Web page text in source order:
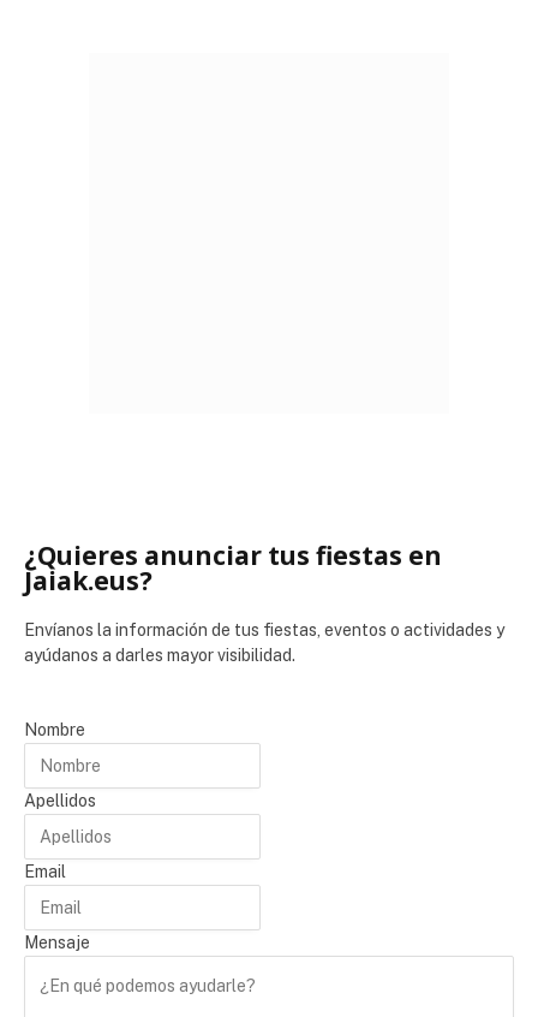
¿Quieres anunciar tus fiestas en
Jaiak.eus?
Envíanos la información de tus fiestas, eventos o actividades y
ayúdanos a darles mayor visibilidad.
Nombre
Apellidos
Email
Mensaje